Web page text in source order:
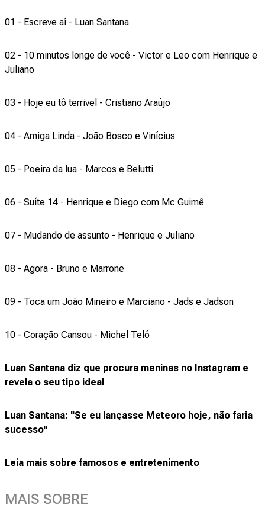
01 - Escreve aí - Luan Santana
02 - 10 minutos longe de você - Victor e Leo com Henrique e
Juliano
03 - Hoje eu tô terrivel - Cristiano Araújo
04 - Amiga Linda - João Bosco e Vinícius
05 - Poeira da lua - Marcos e Belutti
06 - Suíte 14 - Henrique e Diego com Mc Guimê
07 - Mudando de assunto - Henrique e Juliano
08 - Agora - Bruno e Marrone
09 - Toca um João Mineiro e Marciano - Jads e Jadson
10 - Coração Cansou - Michel Teló
Luan Santana diz que procura meninas no Instagram e
revela o seu tipo ideal
Luan Santana: "Se eu lançasse Meteoro hoje, não faria
sucesso"
Leia mais sobre famosos e entretenimento
MAIS SOBRE